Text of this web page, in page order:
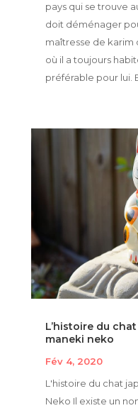
pays qui se trouve
doit déménager
maîtresse de karim
où il a toujours
préférable pour lui.
L’histoire du
maneki neko
Fév 4, 2020
L'histoire du chat
Neko Il existe un